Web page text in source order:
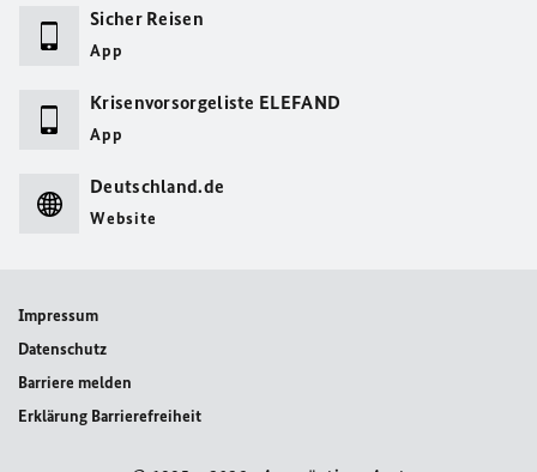
Sicher Reisen
App
Krisenvorsorgeliste ELEFAND
App
Deutschland.de
Website
Impressum
Datenschutz
Barriere melden
Erklärung Barrierefreiheit